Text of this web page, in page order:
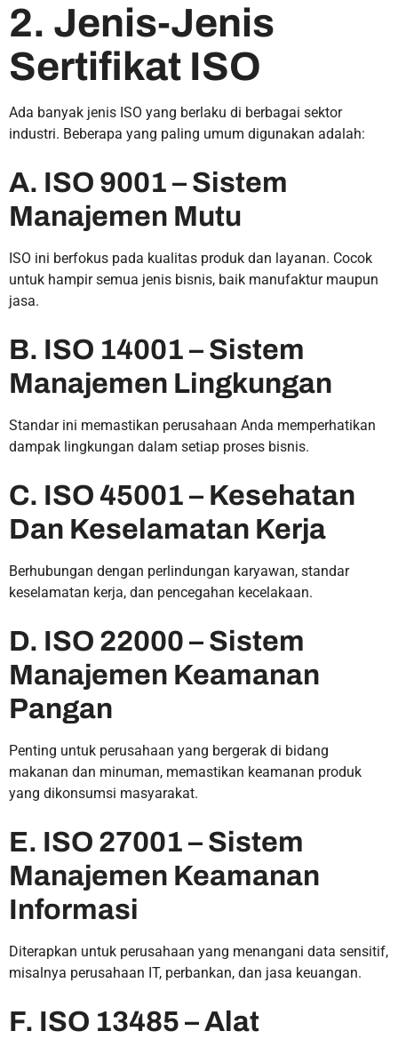
2. Jenis-Jenis
Sertifikat ISO
Ada banyak jenis ISO yang berlaku di berbagai sektor
industri. Beberapa yang paling umum digunakan adalah:
A. ISO 9001 – Sistem
Manajemen Mutu
ISO ini berfokus pada kualitas produk dan layanan. Cocok
untuk hampir semua jenis bisnis, baik manufaktur maupun
jasa.
B. ISO 14001 – Sistem
Manajemen Lingkungan
Standar ini memastikan perusahaan Anda memperhatikan
dampak lingkungan dalam setiap proses bisnis.
C. ISO 45001 – Kesehatan
Dan Keselamatan Kerja
Berhubungan dengan perlindungan karyawan, standar
keselamatan kerja, dan pencegahan kecelakaan.
D. ISO 22000 – Sistem
Manajemen Keamanan
Pangan
Penting untuk perusahaan yang bergerak di bidang
makanan dan minuman, memastikan keamanan produk
yang dikonsumsi masyarakat.
E. ISO 27001 – Sistem
Manajemen Keamanan
Informasi
Diterapkan untuk perusahaan yang menangani data sensitif,
misalnya perusahaan IT, perbankan, dan jasa keuangan.
F. ISO 13485 – Alat